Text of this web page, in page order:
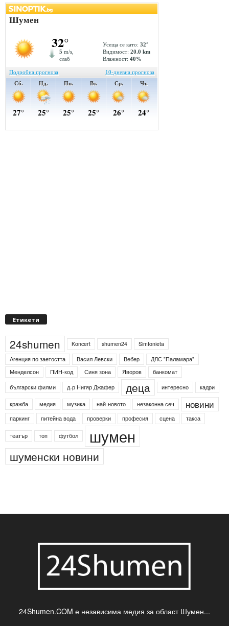
Етикети
24shumen Koncert shumen24
Simfonieta
Агенция по заетостта
Васил Левски Вебер
ДЛС "Паламара"
Менделсон
ПИН-код Синя зона Яворов
банкомат
български филми
д-р Нигяр Джафер деца интересно кадри
кражба медия музика най-новото незаконна сеч новини
паркинг питейна вода проверки професия сцена такса
театър топ футбол шумен
шуменски новини
24Shumen.COM е независима медия за област Шумен...